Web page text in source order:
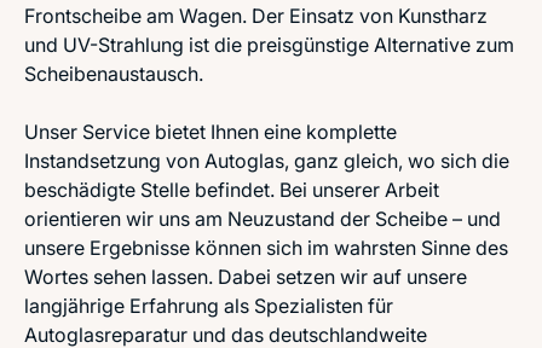
Frontscheibe am Wagen. Der Einsatz von Kunstharz
und UV-Strahlung ist die preisgünstige Alternative zum
Scheibenaustausch.
Unser Service bietet Ihnen eine komplette
Instandsetzung von Autoglas, ganz gleich, wo sich die
beschädigte Stelle befindet. Bei unserer Arbeit
orientieren wir uns am Neuzustand der Scheibe – und
unsere Ergebnisse können sich im wahrsten Sinne des
Wortes sehen lassen. Dabei setzen wir auf unsere
langjährige Erfahrung als Spezialisten für
Autoglasreparatur und das deutschlandweite